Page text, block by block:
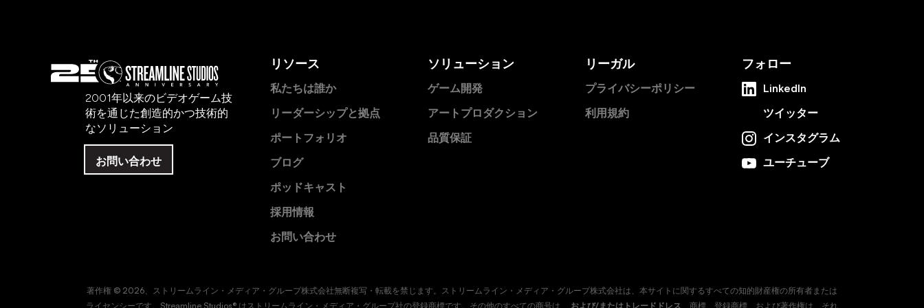
2001年以来のビデオゲーム技
術を通じた創造的かつ技術的
なソリューション
お問い合わせ
リソース
私たちは誰か
リーダーシップと拠点
ポートフォリオ
ブログ
ポッドキャスト
採用情報
お問い合わせ
ソリューション
ゲーム開発
アートプロダクション
品質保証
リーガル
プライバシーポリシー
利用規約
フォロー
LinkedIn
ツイッター
インスタグラム
ユーチューブ
著作権 © 2026、ストリームライン・メディア・グループ株式会社無断複写・転載を禁じます。ストリームライン・メディア・グループ株式会社は、本サイトに関するすべての知的財産権の所有者または
ライセンシーです。Streamline Studios® はストリームライン・メディア・グループ社の登録商標です。その他のすべての商号は、 および/またはトレードドレス 、商標、登録商標、および著作権は、それ